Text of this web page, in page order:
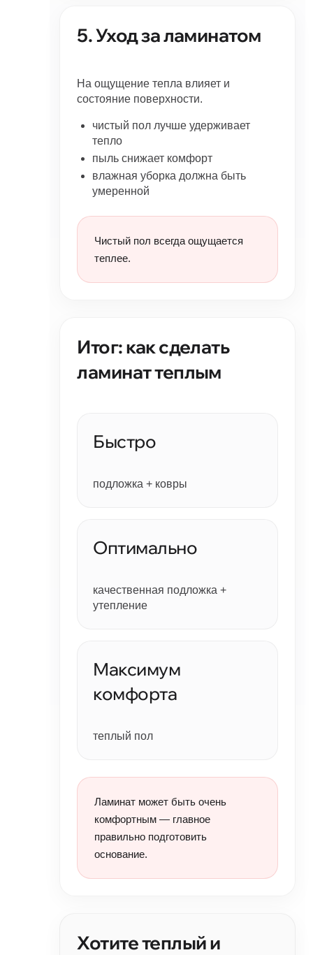
5. Уход за ламинатом
На ощущение тепла влияет и
состояние поверхности.
чистый пол лучше удерживает
тепло
пыль снижает комфорт
влажная уборка должна быть
умеренной
Чистый пол всегда ощущается
теплее.
Итог: как сделать
ламинат теплым
Быстро
подложка + ковры
Оптимально
качественная подложка +
утепление
Максимум
комфорта
теплый пол
Ламинат может быть очень
комфортным — главное
правильно подготовить
основание.
Хотите теплый и